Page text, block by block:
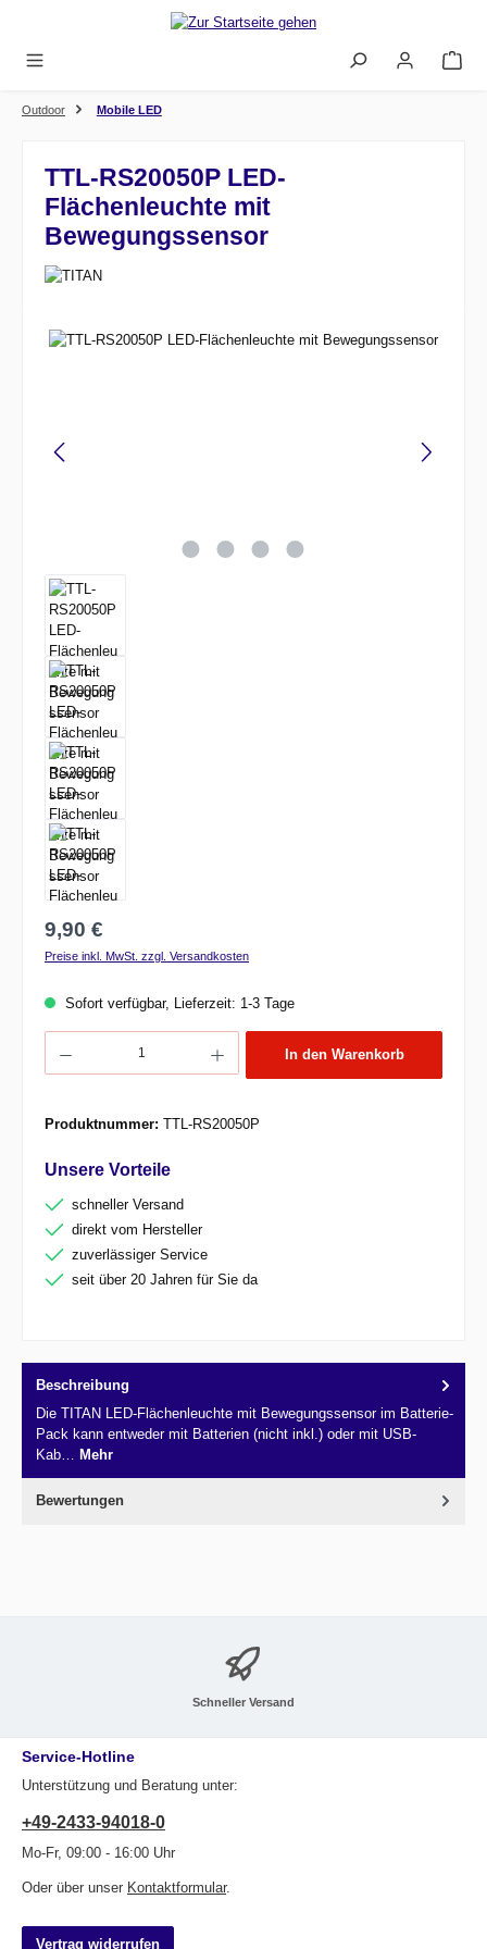
Zum Hauptinhalt springen
Outdoor Mobile LED
TTL-RS20050P LED-
Flächenleuchte mit
Bewegungssensor
Bildergalerie überspringen
Regulärer Preis:
9,90 €
Preise inkl. MwSt. zzgl. Versandkosten
Sofort verfügbar, Lieferzeit: 1-3 Tage
In den Warenkorb
Produktnummer: TTL-RS20050P
Unsere Vorteile
schneller Versand
direkt vom Hersteller
zuverlässiger Service
seit über 20 Jahren für Sie da
Beschreibung
Die TITAN LED-Flächenleuchte mit Bewegungssensor im Batterie-
Pack kann entweder mit Batterien (nicht inkl.) oder mit USB-
Kab… Mehr
Bewertungen
Schneller Versand
Service-Hotline
Unterstützung und Beratung unter:
+49-2433-94018-0
Mo-Fr, 09:00 - 16:00 Uhr
Oder über unser Kontaktformular.
Vertrag widerrufen